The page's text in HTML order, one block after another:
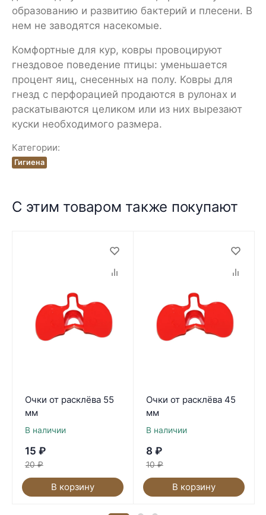
образованию и развитию бактерий и плесени. В
нем не заводятся насекомые.
Комфортные для кур, ковры провоцируют
гнездовое поведение птицы: уменьшается
процент яиц, снесенных на полу. Ковры для
гнезд с перфорацией продаются в рулонах и
раскатываются целиком или из них вырезают
куски необходимого размера.
Категории:
Гигиена
С этим товаром также покупают
Очки от расклёва 55
мм
В наличии
15 ₽
20 ₽
В корзину
Очки от расклёва 45
мм
В наличии
8 ₽
10 ₽
В корзину